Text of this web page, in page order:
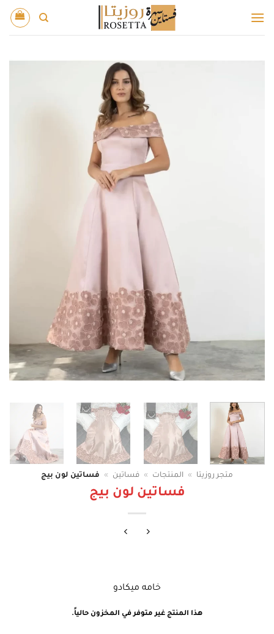
للمحتوى
متجر روزيتا » المنتجات » فساتين » فساتين لون بيج
فساتين لون بيج
خامه ميكادو
هذا المنتج غير متوفر في المخزون حالياً.